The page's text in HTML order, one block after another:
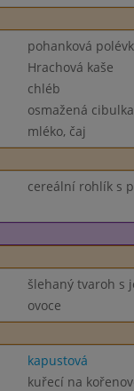
pohanková
Hrachová kaše
chléb
osmažená
mléko, čaj
cereální rohlík s
šlehaný tvaroh s
ovoce
kapustová
kuřecí na